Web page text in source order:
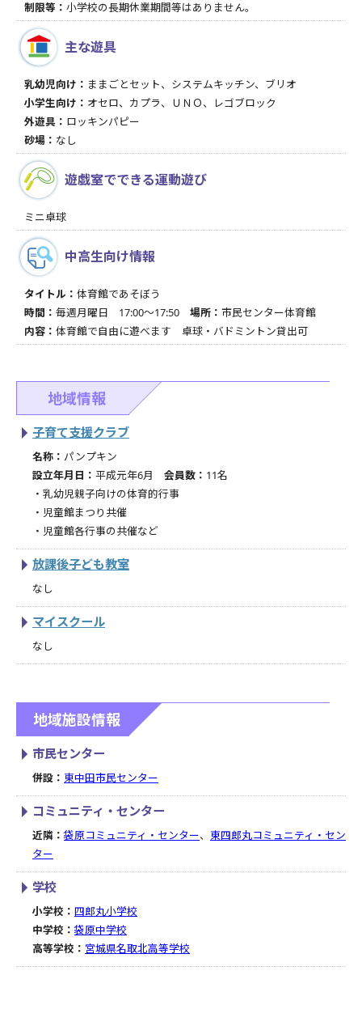
制限等： 小学校の長期休業期間等はありません。
主な遊具
乳幼児向け： ままごとセット、システムキッチン、ブリオ
小学生向け： オセロ、カプラ、ＵＮＯ、レゴブロック
外遊具： ロッキンパピー
砂場： なし
遊戯室でできる運動遊び
ミニ卓球
中高生向け情報
タイトル： 体育館であそぼう
時間： 毎週月曜日 17:00～17:50 場所： 市民センター体育館
内容： 体育館で自由に遊べます 卓球・バドミントン貸出可
地域情報
子育て支援クラブ
名称： パンプキン
設立年月日： 平成元年6月 会員数： 11名
・乳幼児親子向けの体育的行事
・児童館まつり共催
・児童館各行事の共催など
放課後子ども教室
なし
マイスクール
なし
地域施設情報
市民センター
併設： 東中田市民センター
コミュニティ・センター
近隣：袋原コミュニティ・センター、 東四郎丸コミュニティ・セン
ター
学校
小学校： 四郎丸小学校
中学校：袋原中学校
高等学校： 宮城県名取北高等学校